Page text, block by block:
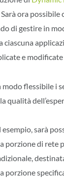
Sarà ora possibile
di gestire in
e
flessibile i
qualità
esempio, sarà
porzione di rete
porzione